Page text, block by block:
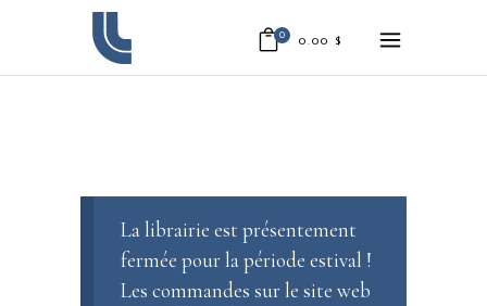
0 0.00 $
La librairie est présentement
fermée pour la période estival !
Les commandes sur le site web